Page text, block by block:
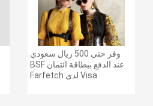
وفر حتى 500 ريال سعودي
عند الدفع ببطاقة ائتمان BSF
Visa لدى Farfetch